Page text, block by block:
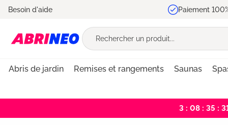
Passer à la navigation principale
Besoin d'aide Paiement
Abris de jardin Remises et rangements Saunas
3 : 08 : 35 :